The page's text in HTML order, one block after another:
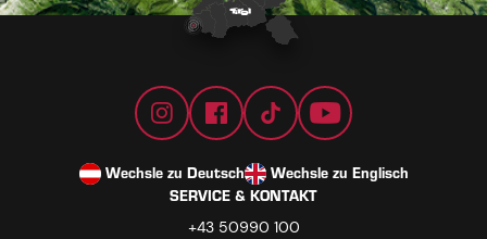
Wechsle zu Deutsch
Wechsle zu Englisch
SERVICE & KONTAKT
+43 50990 100